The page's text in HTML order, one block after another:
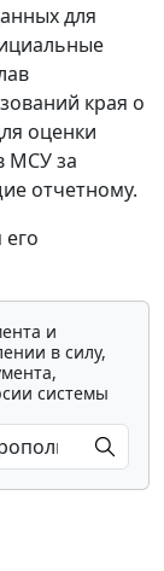
для
края о
оценки
МСУ за
отчетному.
его
и
в силу,
системы